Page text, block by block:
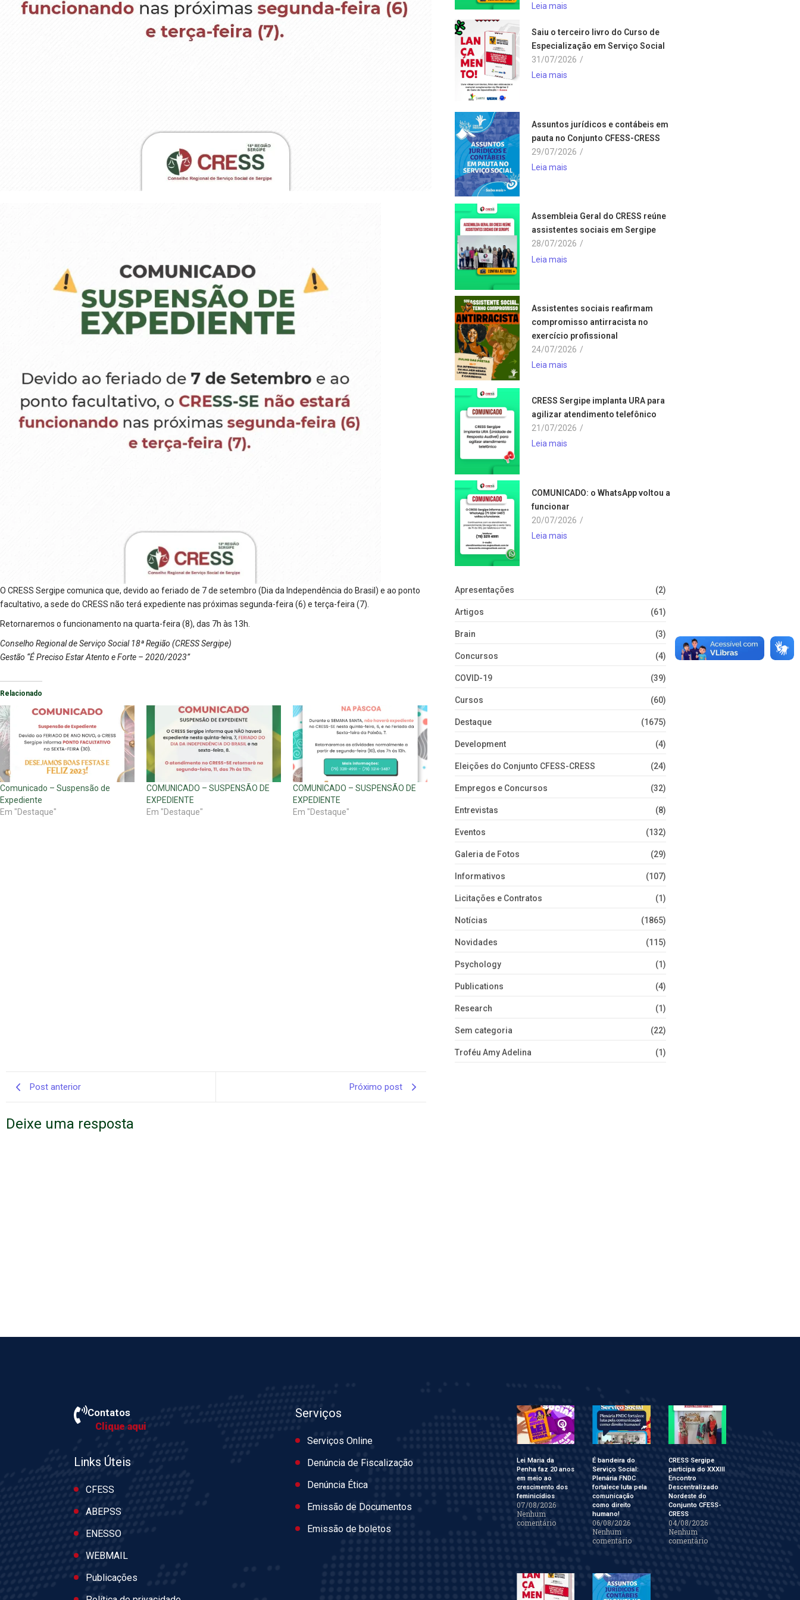
O CRESS Sergipe comunica que, devido ao feriado de 7 de setembro (Dia da Independência do Brasil) e ao ponto
facultativo, a sede do CRESS não terá expediente nas próximas segunda-feira (6) e terça-feira (7).
Retornaremos o funcionamento na quarta-feira (8), das 7h às 13h.
Conselho Regional de Serviço Social 18ª Região (CRESS Sergipe)
Gestão “É Preciso Estar Atento e Forte – 2020/2023”
Relacionado
Comunicado – Suspensão de
Expediente
Em "Destaque"
COMUNICADO – SUSPENSÃO DE
EXPEDIENTE
Em "Destaque"
COMUNICADO – SUSPENSÃO DE
EXPEDIENTE
Em "Destaque"
Leia mais
Saiu o terceiro livro do Curso de
Especialização em Serviço Social
31/07/2026 /
Leia mais
Assuntos jurídicos e contábeis em
pauta no Conjunto CFESS-CRESS
29/07/2026 /
Leia mais
Assembleia Geral do CRESS reúne
assistentes sociais em Sergipe
28/07/2026 /
Leia mais
Assistentes sociais reafirmam
compromisso antirracista no
exercício profissional
24/07/2026 /
Leia mais
CRESS Sergipe implanta URA para
agilizar atendimento telefônico
21/07/2026 /
Leia mais
COMUNICADO: o WhatsApp voltou a
funcionar
20/07/2026 /
Leia mais
Apresentações (2)
Artigos (61)
Brain (3)
Concursos (4)
COVID-19 (39)
Cursos (60)
Destaque (1675)
Development (4)
Eleições do Conjunto CFESS-CRESS (24)
Empregos e Concursos (32)
Entrevistas (8)
Eventos (132)
Galeria de Fotos (29)
Informativos (107)
Licitações e Contratos (1)
Notícias (1865)
Novidades (115)
Psychology (1)
Publications (4)
Research (1)
Sem categoria (22)
Troféu Amy Adelina (1)
Post anterior Próximo post
Deixe uma resposta
Contatos
Clique aqui
Links Úteis
CFESS
ABEPSS
ENESSO
WEBMAIL
Publicações
Serviços
Serviços Online
Denúncia de Fiscalização
Denúncia Ética
Emissão de Documentos
Emissão de boletos
Lei Maria da
Penha faz 20 anos
em meio ao
crescimento dos
feminicídios
07/08/2026
Nenhum
comentário
É bandeira do
Serviço Social:
Plenária FNDC
fortalece luta pela
comunicação
como direito
humano!
06/08/2026
Nenhum
comentário
CRESS Sergipe
participa do XXXIII
Encontro
Descentralizado
Nordeste do
Conjunto CFESS-
CRESS
04/08/2026
Nenhum
comentário